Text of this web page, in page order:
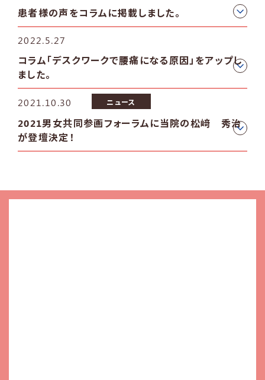
患者様の声をコラムに掲載しました。
2022.5.27
コラム「デスクワークで腰痛になる原因」をアップし
ました。
2021.10.30 ニュース
2021男女共同参画フォーラムに当院の松﨑 秀治
が登壇決定！